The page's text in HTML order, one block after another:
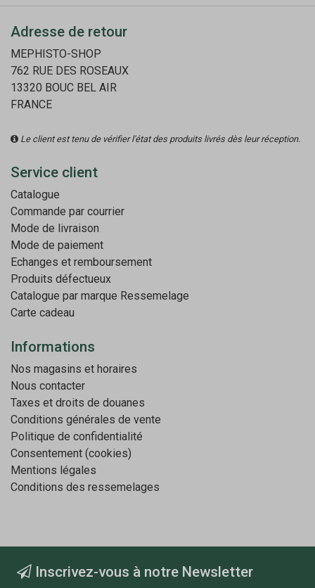
Adresse de retour
MEPHISTO-SHOP
762 RUE DES ROSEAUX
13320 BOUC BEL AIR
FRANCE
Le client est tenu de vérifier l'état des produits livrés dès leur réception.
Service client
Catalogue
Commande par courrier
Mode de livraison
Mode de paiement
Echanges et remboursement
Produits défectueux
Catalogue par marque Ressemelage
Carte cadeau
Informations
Nos magasins et horaires
Nous contacter
Taxes et droits de douanes
Conditions générales de vente
Politique de confidentialité
Consentement (cookies)
Mentions légales
Conditions des ressemelages
Inscrivez-vous à notre Newsletter